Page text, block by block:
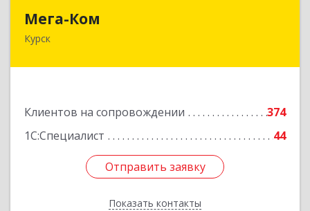
Мега-Ком
Курск
Клиентов на сопровождении
374
1С:Специалист
44
Отправить заявку
Показать контакты
305001, Курская обл, Курск г, Красной Армии ул,
Отправить заявку
Назад